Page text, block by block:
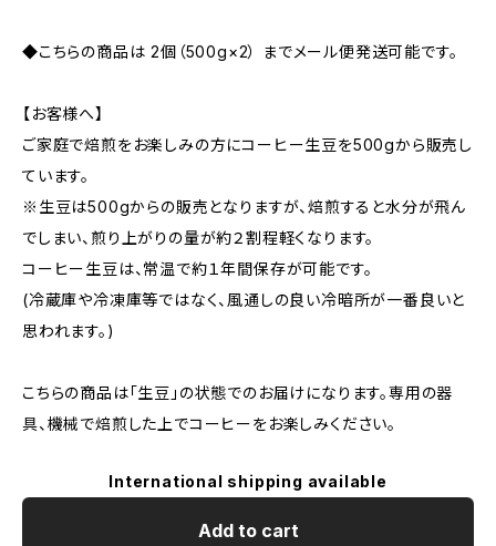
◆こちらの商品は 2個（500g×2） までメール便発送可能です。
【お客様へ】
ご家庭で焙煎をお楽しみの方にコーヒー生豆を500gから販売し
ています。
※生豆は500gからの販売となりますが、焙煎すると水分が飛ん
でしまい、煎り上がりの量が約２割程軽くなります。
コーヒー生豆は、常温で約１年間保存が可能です。
(冷蔵庫や冷凍庫等ではなく、風通しの良い冷暗所が一番良いと
思われます。)
こちらの商品は「生豆」の状態でのお届けになります。専用の器
具、機械で焙煎した上でコーヒーをお楽しみください。
International shipping available
Add to cart